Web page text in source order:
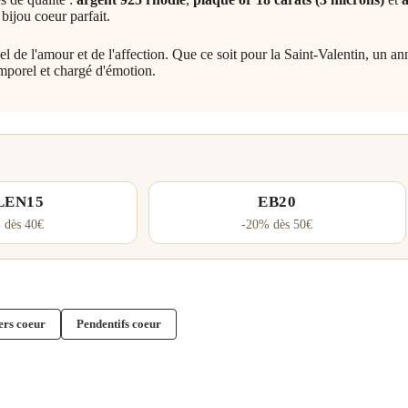
coeur parfait.
de l'amour et de l'affection. Que ce soit pour la Saint-Valentin, un
et chargé d'émotion.
dès 40€
EB20
-20% dès 50€
coeur Pendentifs coeur